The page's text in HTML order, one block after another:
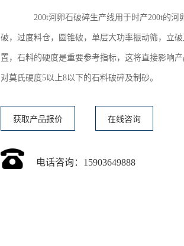
200t河卵石破碎生产线用于时产200t的河
破，过度料仓，圆锥破，单层大功率振动筛，立
置，石料的硬度是重要参考指标，这将直接影响
对莫氏硬度5以上8以下的石料破碎及制砂。
获取产品报价 在线咨询
电话咨询：15903649888